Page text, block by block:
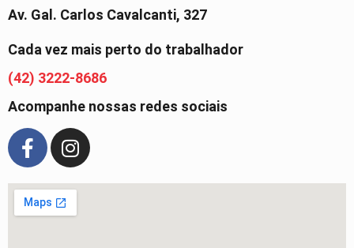
Av. Gal. Carlos Cavalcanti, 327
Cada vez mais perto do trabalhador
(42) 3222-8686
Acompanhe nossas redes sociais